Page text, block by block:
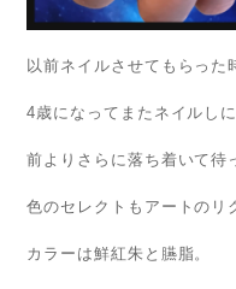
以前ネイルさせてもらった
4歳になってまたネイルし
前よりさらに落ち着いて待
色のセレクトもアートの
カラーは鮮紅朱と臙脂。